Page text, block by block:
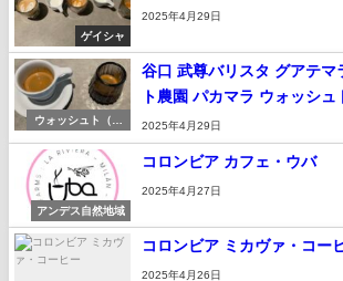
ゲイシャ
2025年4月29日
ウォッシュト（湿
谷口 武尊バリスタ グアテマ
ト農園 パカマラ ウォッシュ
2025年4月29日
アンデス自然地域
コロンビア カフェ・ウバ
2025年4月27日
コロンビア ミカヴァ・コー
2025年4月26日